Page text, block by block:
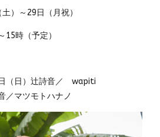
）～29日（月祝）
15時（予定）
（日）辻詩音／ wapiti
／マツモトハナノ